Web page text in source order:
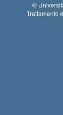
©
Trattamento